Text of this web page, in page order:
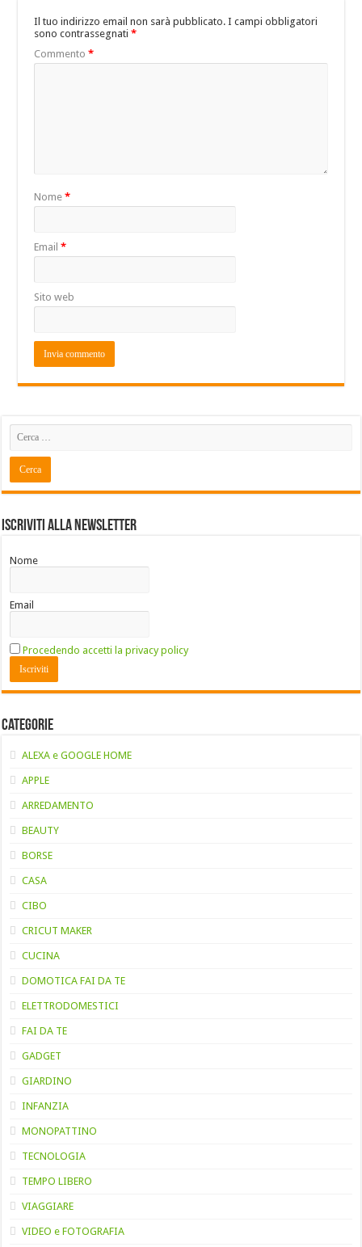
Il tuo indirizzo email non sarà pubblicato. I campi obbligatori
sono contrassegnati*
Commento*
Nome*
Email*
Sito web
Iscriviti alla Newsletter
Nome
Email
Procedendo accetti la privacy policy
Categorie
ALEXA e GOOGLE HOME
APPLE
ARREDAMENTO
BEAUTY
BORSE
CASA
CIBO
CRICUT MAKER
CUCINA
DOMOTICA FAI DA TE
ELETTRODOMESTICI
FAI DA TE
GADGET
GIARDINO
INFANZIA
MONOPATTINO
TECNOLOGIA
TEMPO LIBERO
VIAGGIARE
VIDEO e FOTOGRAFIA